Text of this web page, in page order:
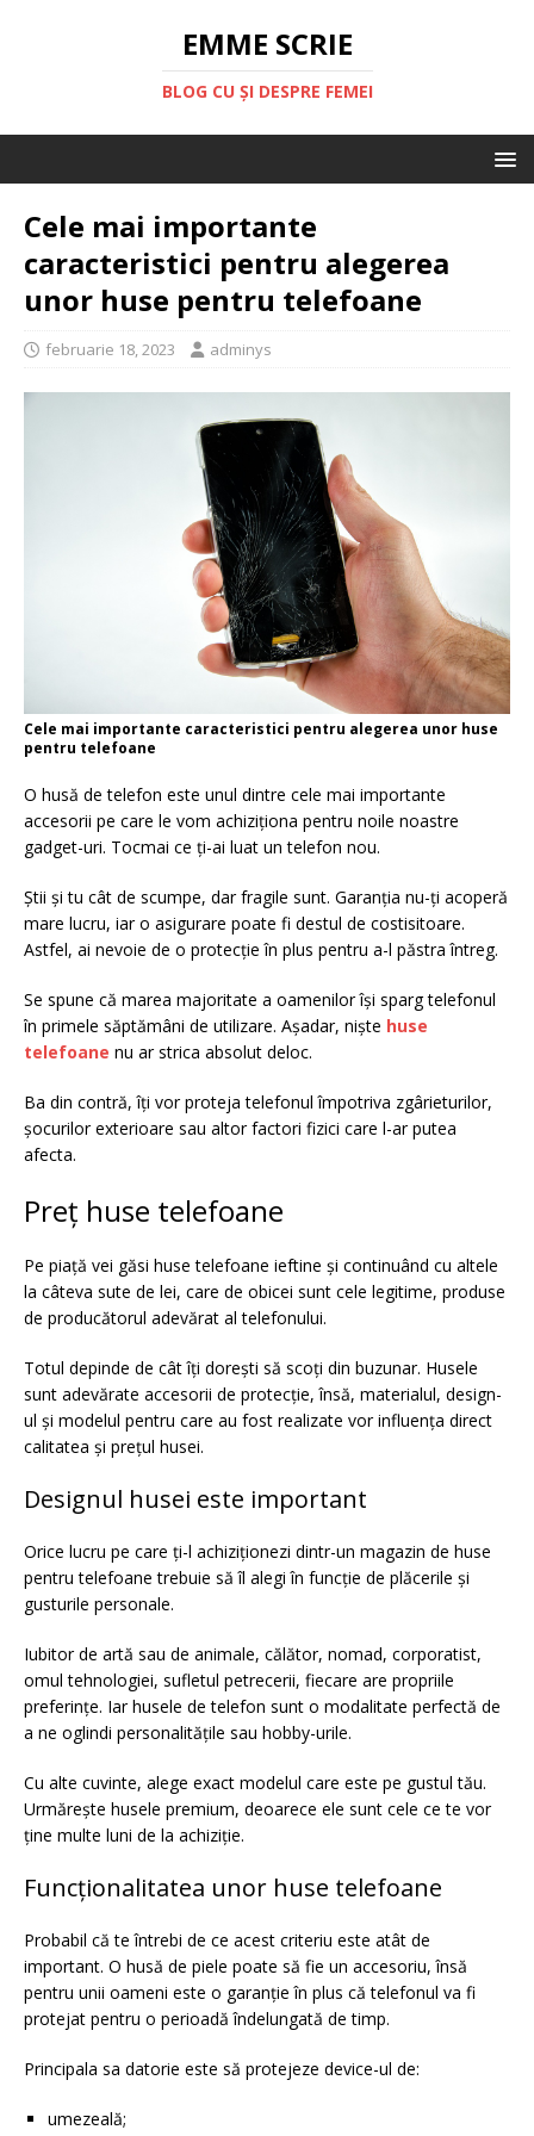
EMME SCRIE
BLOG CU ȘI DESPRE FEMEI
Cele mai importante
caracteristici pentru alegerea
unor huse pentru telefoane
februarie 18, 2023 adminys
Cele mai importante caracteristici pentru alegerea unor huse
pentru telefoane
O husă de telefon este unul dintre cele mai importante
accesorii pe care le vom achiziționa pentru noile noastre
gadget-uri. Tocmai ce ți-ai luat un telefon nou.
Știi și tu cât de scumpe, dar fragile sunt. Garanția nu-ți acoperă
mare lucru, iar o asigurare poate fi destul de costisitoare.
Astfel, ai nevoie de o protecție în plus pentru a-l păstra întreg.
Se spune că marea majoritate a oamenilor își sparg telefonul
în primele săptămâni de utilizare. Așadar, niște huse
telefoane nu ar strica absolut deloc.
Ba din contră, îți vor proteja telefonul împotriva zgârieturilor,
șocurilor exterioare sau altor factori fizici care l-ar putea
afecta.
Preț huse telefoane
Pe piață vei găsi huse telefoane ieftine și continuând cu altele
la câteva sute de lei, care de obicei sunt cele legitime, produse
de producătorul adevărat al telefonului.
Totul depinde de cât îți dorești să scoți din buzunar. Husele
sunt adevărate accesorii de protecție, însă, materialul, design-
ul și modelul pentru care au fost realizate vor influența direct
calitatea și prețul husei.
Designul husei este important
Orice lucru pe care ți-l achiziționezi dintr-un magazin de huse
pentru telefoane trebuie să îl alegi în funcție de plăcerile și
gusturile personale.
Iubitor de artă sau de animale, călător, nomad, corporatist,
omul tehnologiei, sufletul petrecerii, fiecare are propriile
preferințe. Iar husele de telefon sunt o modalitate perfectă de
a ne oglindi personalitățile sau hobby-urile.
Cu alte cuvinte, alege exact modelul care este pe gustul tău.
Urmărește husele premium, deoarece ele sunt cele ce te vor
ține multe luni de la achiziție.
Funcționalitatea unor huse telefoane
Probabil că te întrebi de ce acest criteriu este atât de
important. O husă de piele poate să fie un accesoriu, însă
pentru unii oameni este o garanție în plus că telefonul va fi
protejat pentru o perioadă îndelungată de timp.
Principala sa datorie este să protejeze device-ul de:
umezeală;